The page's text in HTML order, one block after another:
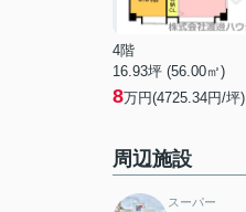
4階
16.93坪 (56.00㎡)
8万円(4725.34円/坪)
周辺施設
スーパー